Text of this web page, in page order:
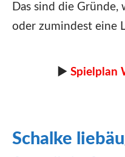
Das sind die
oder zumindest eine
► Spielplan
Schalke